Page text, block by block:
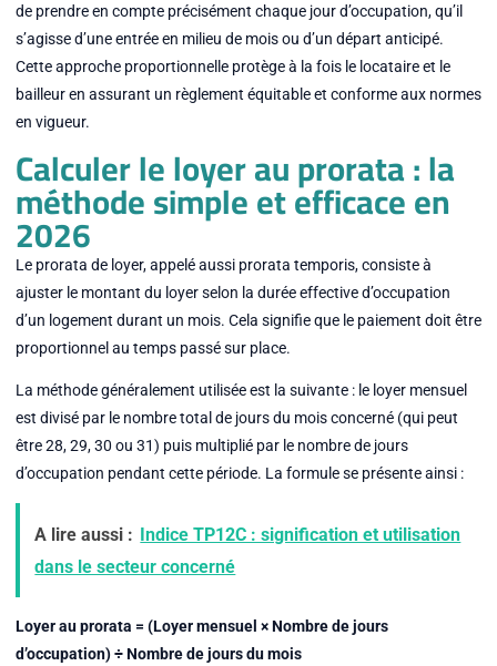
de prendre en compte précisément chaque jour d’occupation, qu’il
s’agisse d’une entrée en milieu de mois ou d’un départ anticipé.
Cette approche proportionnelle protège à la fois le locataire et le
bailleur en assurant un règlement équitable et conforme aux normes
en vigueur.
Calculer le loyer au prorata : la
méthode simple et efficace en
2026
Le prorata de loyer, appelé aussi prorata temporis, consiste à
ajuster le montant du loyer selon la durée effective d’occupation
d’un logement durant un mois. Cela signifie que le paiement doit être
proportionnel au temps passé sur place.
La méthode généralement utilisée est la suivante : le loyer mensuel
est divisé par le nombre total de jours du mois concerné (qui peut
être 28, 29, 30 ou 31) puis multiplié par le nombre de jours
d’occupation pendant cette période. La formule se présente ainsi :
A lire aussi : Indice TP12C : signification et utilisation
dans le secteur concerné
Loyer au prorata = (Loyer mensuel × Nombre de jours
d’occupation) ÷ Nombre de jours du mois